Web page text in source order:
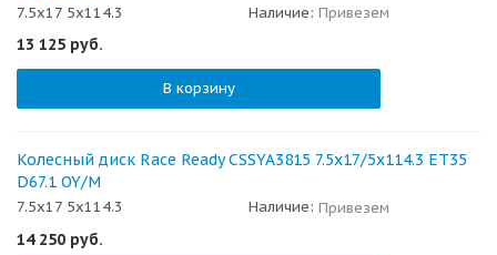
7.5x17 5x114.3 Наличие: Привезем
13 125 руб.
В корзину
Колесный диск Race Ready CSSYA3815 7.5x17/5x114.3 ET35
D67.1 OY/M
7.5x17 5x114.3 Наличие: Привезем
14 250 руб.